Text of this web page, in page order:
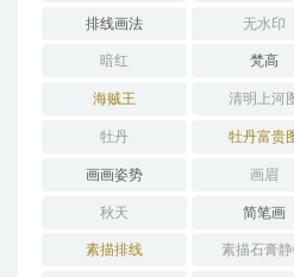
排线画法 无水印
暗红 梵高
海贼王 清明上河
牡丹 牡丹富贵
画画姿势 画眉
秋天 简笔画
素描排线 素描石膏静